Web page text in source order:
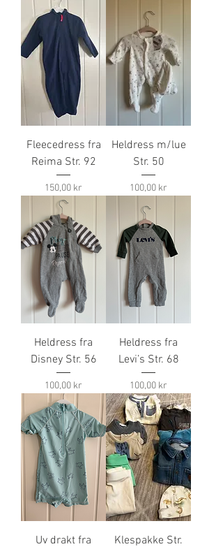
Fleecedress fra
Reima Str. 92
Pris
150,00 kr
Heldress m/lue
Str. 50
Pris
100,00 kr
Heldress fra
Disney Str. 56
Pris
100,00 kr
Heldress fra
Levi’s Str. 68
Pris
100,00 kr
Uv drakt fra
Klespakke Str.